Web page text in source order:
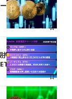
ン指標が底打ち
押し目から再上昇
、SOL